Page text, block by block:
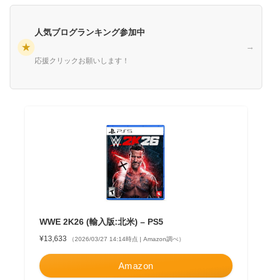
★
人気ブログランキング参加中
応援クリックお願いします！
→
WWE 2K26 (輸入版:北米) – PS5
¥13,633 （2026/03/27 14:14時点 | Amazon調べ）
Amazon